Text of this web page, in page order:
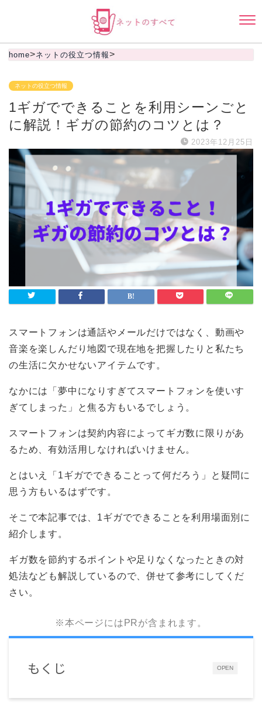
home>ネットの役立つ情報>
ネットの役立つ情報
1ギガでできることを利用シーンごと
に解説！ギガの節約のコツとは？
2023年12月25日
スマートフォンは通話やメールだけではなく、動画や
音楽を楽しんだり地図で現在地を把握したりと私たち
の生活に欠かせないアイテムです。
なかには「夢中になりすぎてスマートフォンを使いす
ぎてしまった」と焦る方もいるでしょう。
スマートフォンは契約内容によってギガ数に限りがあ
るため、有効活用しなければいけません。
とはいえ「1ギガでできることって何だろう」と疑問に
思う方もいるはずです。
そこで本記事では、1ギガでできることを利用場面別に
紹介します。
ギガ数を節約するポイントや足りなくなったときの対
処法なども解説しているので、併せて参考にしてくだ
さい。
※本ページにはPRが含まれます。
OPEN
もくじ